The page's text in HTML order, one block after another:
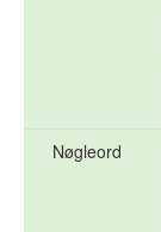
Nøgleord